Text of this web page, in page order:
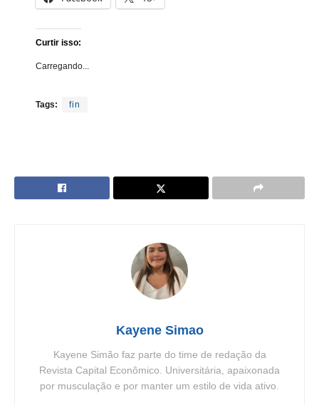
Curtir isso:
Carregando...
Tags: fin
Kayene Simao
Kayene Simão faz parte do time de redação da
Revista Capital Econômico. Universitária, apaixonada
por musculação e por manter um estilo de vida ativo.